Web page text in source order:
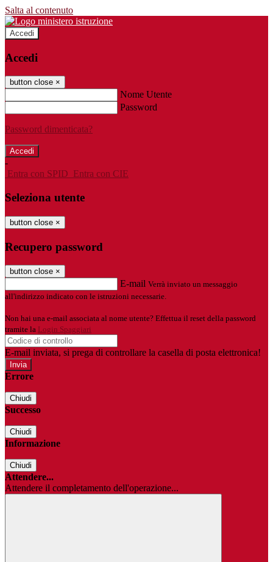
Salta al contenuto
Accedi
Accedi
button close ×
Nome Utente
Password
Password dimenticata?
-
Entra con SPID Entra con CIE
Seleziona utente
button close ×
Recupero password
button close ×
E-mail Verrà inviato un messaggio
all'indirizzo indicato con le istruzioni necessarie.
Non hai una e-mail associata al nome utente? Effettua il reset della password
tramite la Login Spaggiari
E-mail inviata, si prega di controllare la casella di posta elettronica!
Errore
Chiudi
Successo
Chiudi
Informazione
Chiudi
Attendere...
Attendere il completamento dell'operazione...